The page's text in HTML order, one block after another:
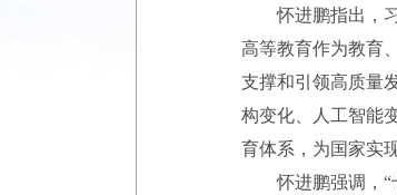
怀进鹏指出，习
高等教育作为教育
支撑和引领高质量
构变化、人工智能
育体系，为国家实
怀进鹏强调，“十